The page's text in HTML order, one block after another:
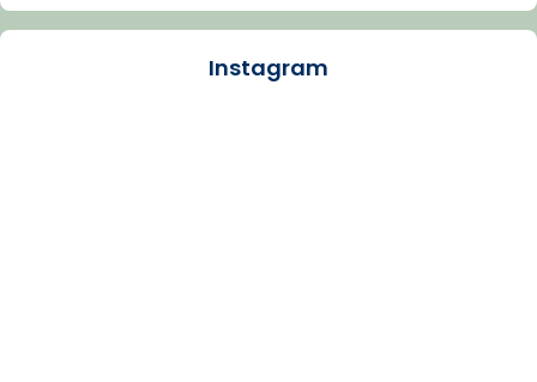
🔗tinyurl.com/cvu5jmbk
Instagram